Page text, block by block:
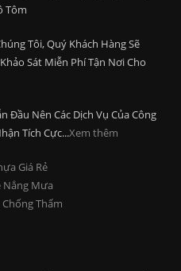
Tôm
Tôi, Quý Khách Hàng Sẽ
Sát Miễn Phí Tận Nơi Cho
Đầu Nên Các Dịch Vụ Của Công
Tích Cực...Xem thêm
Giá Rẻ
Nắng Mưa
Thấm